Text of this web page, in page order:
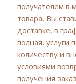
получателем в
товара, Вы
доставке, в
полная, услуги
количеству и
условиями
получения